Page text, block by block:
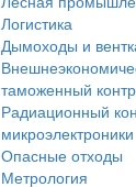
Логистика
Дымоходы и
таможенный
Радиационный
микроэлектроники
Опасные отходы
Метрология